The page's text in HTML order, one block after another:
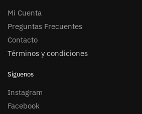
Mi Cuenta
Preguntas Frecuentes
Contacto
Términos y condiciones
Síguenos
Instagram
Facebook